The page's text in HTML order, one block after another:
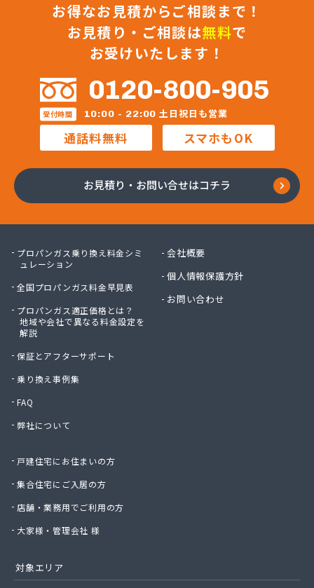
お得なお見積からご相談まで！
お見積り・ご相談は無料で
お受けいたします！
0120-800-905
受付時間 10:00 - 22:00 土日祝日も営業
通話料無料 スマホもOK
お見積り・お問い合せはコチラ
プロパンガス乗り換え料金シミ
ュレーション
全国プロパンガス料金早見表
プロパンガス適正価格とは？
地域や会社で異なる料金設定を
解説
保証とアフターサポート
乗り換え事例集
FAQ
弊社について
戸建住宅にお住まいの方
集合住宅にご入居の方
店舗・業務用でご利用の方
大家様・管理会社 様
会社概要
個人情報保護方針
お問い合わせ
対象エリア